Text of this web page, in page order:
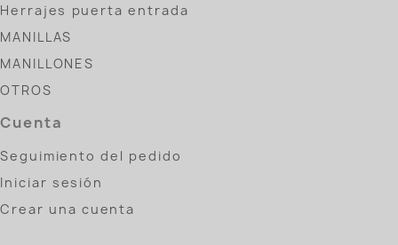
Herrajes puerta entrada
MANILLAS
MANILLONES
OTROS
Cuenta
Seguimiento del pedido
Iniciar sesión
Crear una cuenta